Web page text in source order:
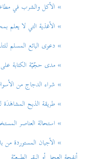
» الأكل والشرب في مطاعم
» الأغذية التي لا يعلم
» دعوی البائع المسلم
» مدی حجّيّة الكتابة على
» شراء الدجاج من
» طريقة الذبح
» استحالة العناصر
» الأجبان المستوردة من